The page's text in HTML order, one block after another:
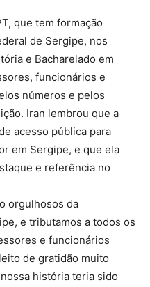
que tem formação
de Sergipe, nos
e Bacharelado em
funcionários e
números e pelos
Iran lembrou que a
acesso pública para
em Sergipe, e que ela
e referência no
orgulhosos da
e tributamos a todos os
e funcionários
de gratidão muito
história teria sido